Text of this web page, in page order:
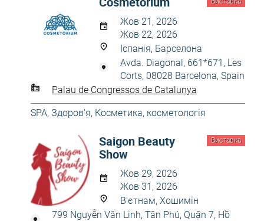
Жов 21, 2026
Жов 22, 2026
Іспанія, Барселона
Avda. Diagonal, 661*671, Les
Corts, 08028 Barcelona, Spain
Palau de Congressos de Catalunya
SPA, Здоров'я, Косметика, косметологія
Виставка
Saigon Beauty
Show
Жов 29, 2026
Жов 31, 2026
В'єтнам, Хошимін
799 Nguyễn Văn Linh, Tân Phú, Quận 7, Hồ